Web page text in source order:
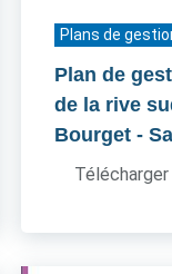
Plans de
Plan de
de la rive
Bourget -